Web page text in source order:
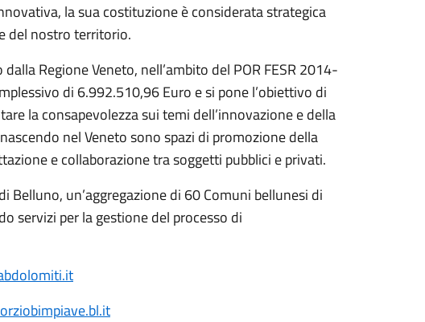
la sua costituzione è considerata strategica
del nostro territorio.
Regione Veneto, nell’ambito del POR FESR 2014-
di 6.992.510,96 Euro e si pone l’obiettivo di
la consapevolezza sui temi dell’innovazione e della
nel Veneto sono spazi di promozione della
e collaborazione tra soggetti pubblici e privati.
Belluno, un’aggregazione di 60 Comuni bellunesi di
servizi per la gestione del processo di